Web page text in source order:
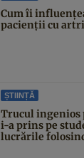
Cum îi
pacienții cu
ȘTIINȚĂ
Trucul ingenios
i-a prins pe
lucrările